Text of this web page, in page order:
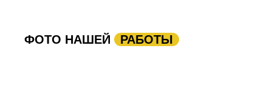
ФОТО НАШЕЙ РАБОТЫ